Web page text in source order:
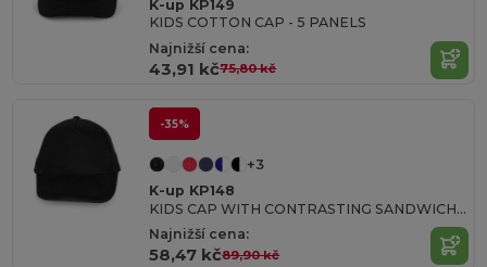
K-up KP149
KIDS COTTON CAP - 5 PANELS
Najnižší cena:
43,91 kč75,80 kč
-35%
+3
K-up KP148
KIDS CAP WITH CONTRASTING SANDWICH VISOR - 5 PANELS
Najnižší cena:
58,47 kč89,90 kč